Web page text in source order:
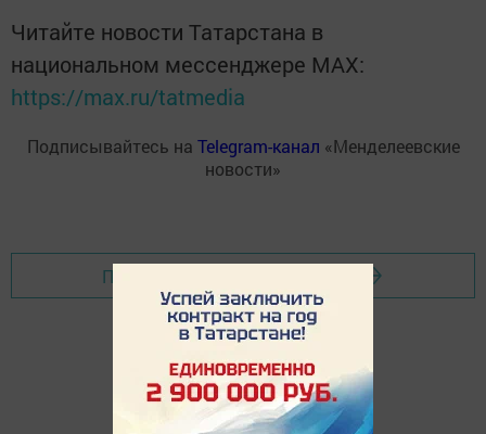
Читайте новости Татарстана в
национальном мессенджере MАХ:
https://max.ru/tatmedia
Подписывайтесь на Telegram-канал «Менделеевские
новости»
Перейти на страницу новости